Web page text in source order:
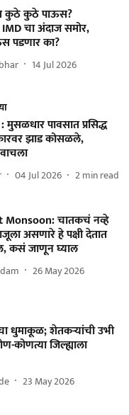
कुठे कुठे पाऊस?
चा अंदाज समोर,
पडणार का?
14 Jul 2026
पावसात प्रसिद्ध
झाड कोसळले,
04 Jul 2026 2min read
Monsoon: चातकचं नव्हे
असणारे हे पक्षी देतात
कसं जाणून घ्याल
26 May 2026
धुमाकूळ; शेतकऱ्यांची उभी
कोणत्या जिल्ह्याला
23 May 2026